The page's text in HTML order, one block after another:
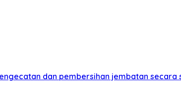
dan pembersihan jembatan